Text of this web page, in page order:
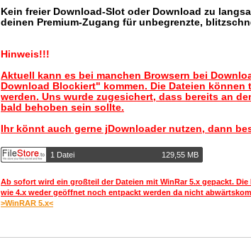
Kein freier Download-Slot oder Download zu
deinen Premium-Zugang für unbegrenzte,
Hinweis!!!
Aktuell kann es bei manchen Browsern bei
Download Blockiert" kommen. Die Dateien können
werden. Uns wurde zugesichert, dass bereits an
bald behoben sein sollte.
Ihr könnt auch gerne jDownloader nutzen, dann
1 Datei 129,55 MB
Ab sofort wird ein großteil der Dateien mit WinRar 5.x gepackt.
wie 4.x weder geöffnet noch entpackt werden da nicht
>WinRAR 5.x<